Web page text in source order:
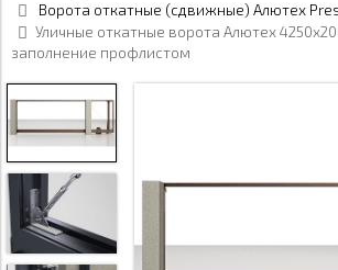
Ворота откатные (сдвижные) Алютех
Уличные откатные ворота Алютех
заполнение профлистом